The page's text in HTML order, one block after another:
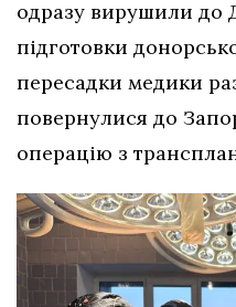
одразу вирушили до
підготовки
пересадки медики
повернулися до
операцію з